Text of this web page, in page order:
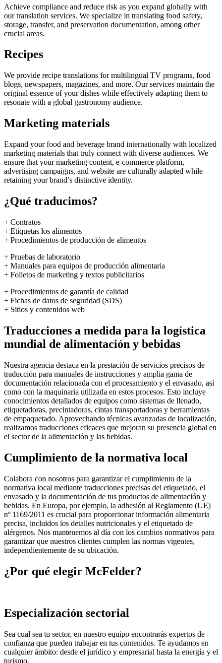
Achieve compliance and reduce risk as you expand globally with
our translation services. We specialize in translating food safety,
storage, transfer, and preservation documentation, among other
crucial areas.
Recipes
We provide recipe translations for multilingual TV programs, food
blogs, newspapers, magazines, and more. Our services maintain the
original essence of your dishes while effectively adapting them to
resonate with a global gastronomy audience.
Marketing materials
Expand your food and beverage brand internationally with localized
marketing materials that truly connect with diverse audiences. We
ensure that your marketing content, e-commerce platform,
advertising campaigns, and website are culturally adapted while
retaining your brand’s distinctive identity.
¿Qué traducimos?
+ Contratos
+ Etiquetas los alimentos
+ Procedimientos de producción de alimentos
+ Pruebas de laboratorio
+ Manuales para equipos de producción alimentaria
+ Folletos de marketing y textos publicitarios
+ Procedimientos de garantía de calidad
+ Fichas de datos de seguridad (SDS)
+ Sitios y contenidos web
Traducciones a medida para la logística
mundial de alimentación y bebidas
Nuestra agencia destaca en la prestación de servicios precisos de
traducción para manuales de instrucciones y amplia gama de
documentación relacionada con el procesamiento y el envasado, así
como con la maquinaria utilizada en estos procesos. Esto incluye
conocimientos detallados de equipos como sistemas de llenado,
etiquetadoras, precintadoras, cintas transportadoras y herramientas
de empaquetado. Aprovechando técnicas avanzadas de localización,
realizamos traducciones eficaces que mejoran su presencia global en
el sector de la alimentación y las bebidas.
Cumplimiento de la normativa local
Colabora con nosotros para garantizar el cumplimiento de la
normativa local mediante traducciones precisas del etiquetado, el
envasado y la documentación de tus productos de alimentación y
bebidas. En Europa, por ejemplo, la adhesión al Reglamento (UE)
nº 1169/2011 es crucial para proporcionar información alimentaria
precisa, incluidos los detalles nutricionales y el etiquetado de
alérgenos. Nos mantenemos al día con los cambios normativos para
garantizar que nuestros clientes cumplen las normas vigentes,
independientemente de su ubicación.
¿Por qué elegir McFelder?
Especialización sectorial
Sea cual sea tu sector, en nuestro equipo encontrarás expertos de
confianza que pueden trabajar en tus contenidos. Te ayudamos en
cualquier ámbito: desde el jurídico y empresarial hasta la energía y el
turismo.